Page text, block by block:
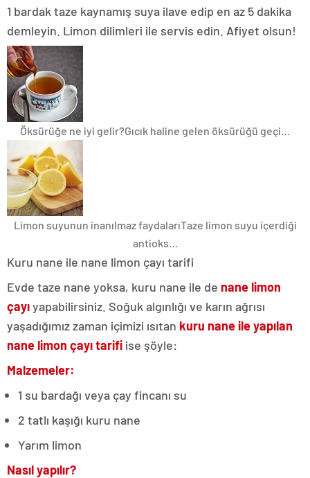
1 bardak taze kaynamış suya ilave edip en az 5 dakika
demleyin. Limon dilimleri ile servis edin. Afiyet olsun!
Öksürüğe ne iyi gelir?Gıcık haline gelen öksürüğü geçi…
Limon suyunun inanılmaz faydalarıTaze limon suyu içerdiği
antioks…
Kuru nane ile nane limon çayı tarifi
Evde taze nane yoksa, kuru nane ile de nane limon
çayıyapabilirsiniz. Soğuk algınlığı ve karın ağrısı
yaşadığımız zaman içimizi ısıtan kuru nane ile yapılan
nane limon çayı tarifi ise şöyle:
Malzemeler:
1 su bardağı veya çay fincanı su
2 tatlı kaşığı kuru nane
Yarım limon
Nasıl yapılır?